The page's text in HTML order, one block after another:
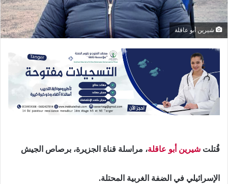
شيرين أبو عاقلة
قُتلت شيرين أبو عاقلة، مراسلة قناة الجزيرة، برصاص الجيش
الإسرائيلي في الضفة الغربية المحتلة.